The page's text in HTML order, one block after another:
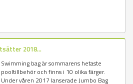
2018...
Swimming bag är sommarens hetaste
pooltillbehör och finns i 10 olika färger.
Under våren 2017 lanserade Jumbo Bag